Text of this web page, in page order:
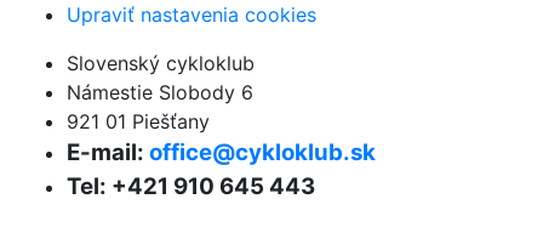
Upraviť nastavenia cookies
Slovenský cykloklub
Námestie Slobody 6
921 01 Piešťany
E-mail: office@cykloklub.sk
Tel: +421 910 645 443